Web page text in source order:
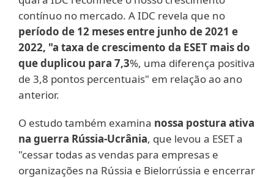
contínuo no mercado. A IDC revela que no
período de 12 meses entre junho de 2021 e
2022, "a taxa de crescimento da ESET mais do
que duplicou para 7,3%, uma diferença positiva
de 3,8 pontos percentuais" em relação ao ano
anterior.
O estudo também examina nossa postura ativa
na guerra Rússia-Ucrânia, que levou a ESET a
"cessar todas as vendas para empresas e
organizações na Rússia e Bielorrússia e encerrar